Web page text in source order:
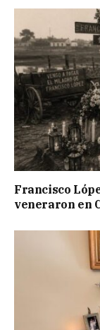
Francisco
veneraron en